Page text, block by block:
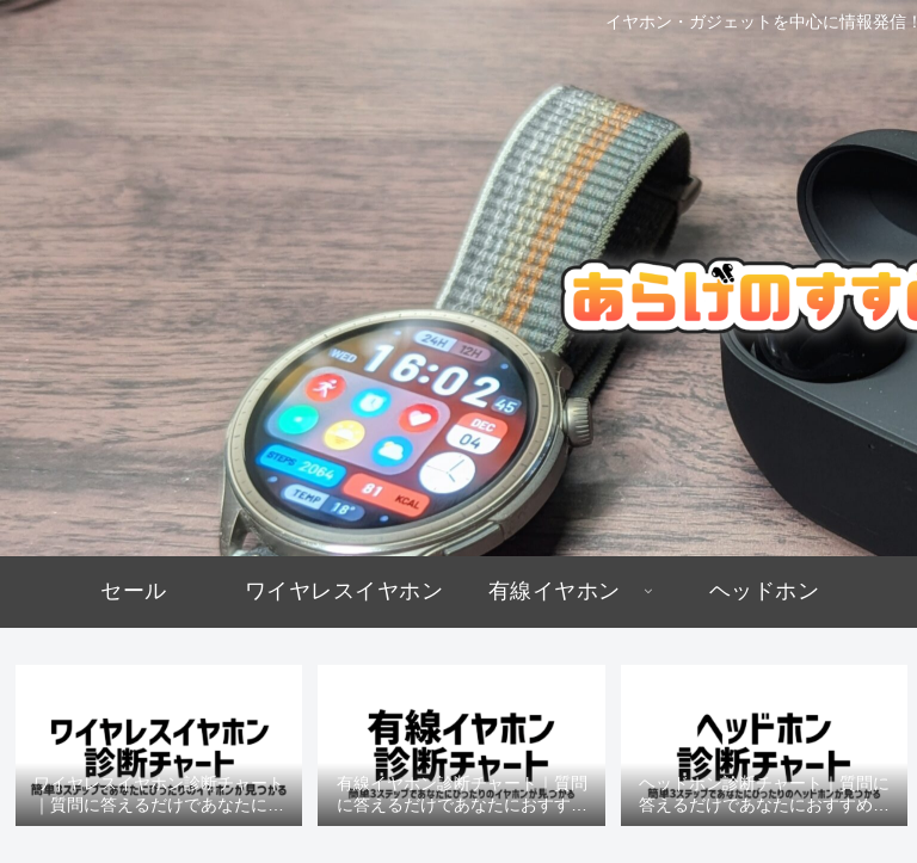
イヤホン・ガジェットを中心に情報発信！
セール ワイヤレスイヤホン 有線イヤホン ヘッドホン
ワイヤレスイヤホン診断チャート
｜質問に答えるだけであなたにお
すすめの機種がわかる
有線イヤホン診断チャート｜質問
に答えるだけであなたにおすすめ
の機種がわかる
ヘッドホン診断チャート｜質問に
答えるだけであなたにおすすめの
機種がわかる